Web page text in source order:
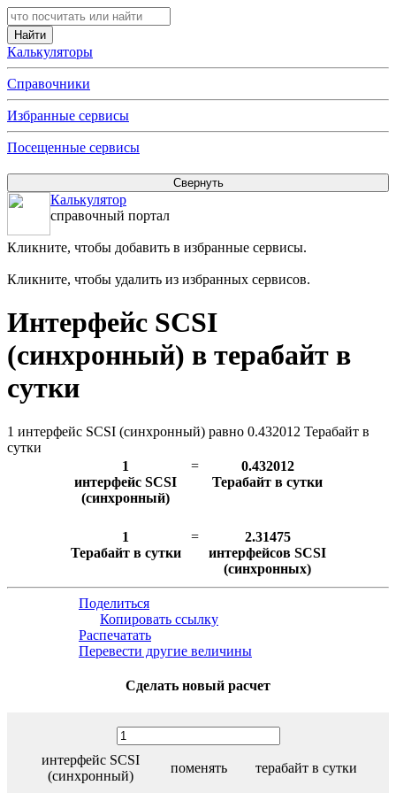
Калькуляторы
Справочники
Избранные сервисы
Посещенные сервисы
Калькулятор
справочный портал
Кликните, чтобы добавить в избранные сервисы.
Кликните, чтобы удалить из избранных сервисов.
Интерфейс SCSI
(синхронный) в терабайт в
сутки
1 интерфейс SCSI (синхронный) равно 0.432012 Терабайт в
сутки
1
интерфейс SCSI
(синхронный)
=
0.432012
Терабайт в сутки
1
Терабайт в сутки
=
2.31475
интерфейсов SCSI
(синхронных)
Поделиться
Копировать ссылку
Распечатать
Перевести другие величины
Сделать новый расчет
интерфейс SCSI
(синхронный)
поменять терабайт в сутки